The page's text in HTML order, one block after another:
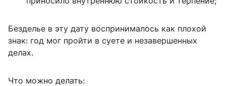
Безделье в эту дату воспринималось как плохой
знак: год мог пройти в суете и незавершенных
делах.
Что можно делать: